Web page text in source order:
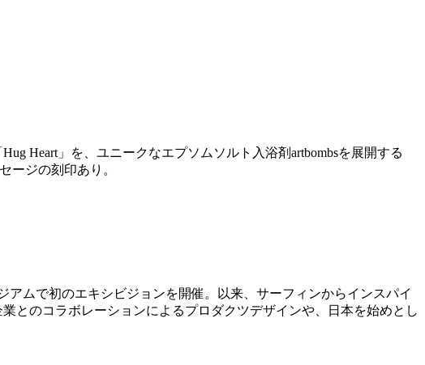
Heart」を、ユニークなエプソムソルト入浴剤artbombsを展開する
ージの刻印あり。
ムで初のエキシビジョンを開催。以来、サーフィンからインスパイ
とのコラボレーションによるプロダクツデザインや、日本を始めとし